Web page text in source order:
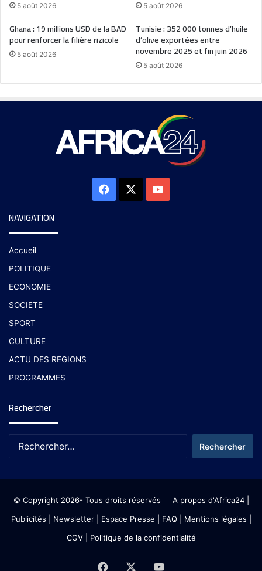
5 août 2026 5 août 2026
Ghana : 19 millions USD de la BAD
pour renforcer la filière rizicole
5 août 2026
Tunisie : 352 000 tonnes d’huile
d’olive exportées entre
novembre 2025 et fin juin 2026
5 août 2026
NAVIGATION
Accueil
POLITIQUE
ECONOMIE
SOCIETE
SPORT
CULTURE
ACTU DES REGIONS
PROGRAMMES
Rechercher
© Copyright 2026- Tous droits réservés A propos d'Africa24|
Publicités
Newsletter| Espace Presse | FAQ | Mentions légales
CGV| Politique de la confidentialité